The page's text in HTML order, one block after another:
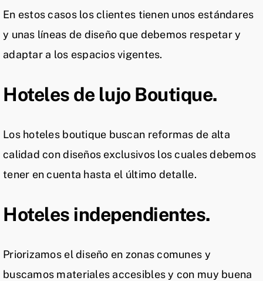
En estos casos los clientes tienen unos estándares
y unas líneas de diseño que debemos respetar y
adaptar a los espacios vigentes.
Hoteles de lujo Boutique.
Los hoteles boutique buscan reformas de alta
calidad con diseños exclusivos los cuales debemos
tener en cuenta hasta el último detalle.
Hoteles independientes.
Priorizamos el diseño en zonas comunes y
buscamos materiales accesibles y con muy buena